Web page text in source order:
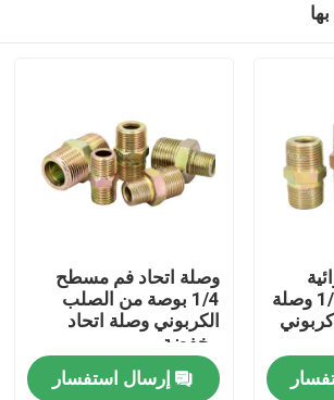
بفتحة مسطحة 1/8 وصلة
كربوني
وصلة اتحاد فم مسطح
1/4 بوصة من الصلب
الكربوني وصلة اتحاد
مخفضة
إرسال استفسار